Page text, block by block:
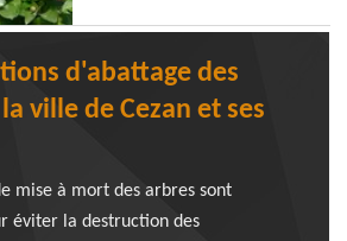
d'abattage des
ville de Cezan et ses
mise à mort des arbres sont
éviter la destruction des